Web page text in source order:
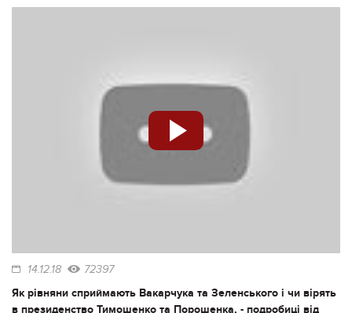
14.12.18 72397
Як рівняни сприймають Вакарчука та Зеленського і чи вірять
в президенство Тимошенко та Порошенка, - подробиці від